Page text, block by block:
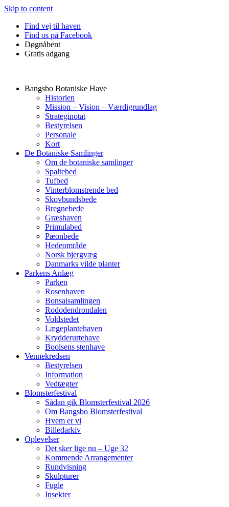
Skip to content
Find vej til haven
Find os på Facebook
Døgnåbent
Gratis adgang
Bangsbo Botaniske Have
Historien
Mission – Vision – Værdigrundlag
Strateginotat
Bestyrelsen
Personale
Kort
De Botaniske Samlinger
Om de botaniske samlinger
Spaltebed
Tufbed
Vinterblomstrende bed
Skovbundsbede
Bregnebede
Græshaven
Primulabed
Pæonbede
Hedeområde
Norsk bjergvæg
Danmarks vilde planter
Parkens Anlæg
Parken
Rosenhaven
Bonsaisamlingen
Rododendrondalen
Voldstedet
Lægeplantehaven
Krydderurtehave
Boolsens stenhave
Vennekredsen
Bestyrelsen
Information
Vedtægter
Blomsterfestival
Sådan gik Blomsterfestival 2026
Om Bangsbo Blomsterfestival
Hvem er vi
Billedarkiv
Oplevelser
Det sker lige nu – Uge 32
Kommende Arrangementer
Rundvisning
Skulpturer
Fugle
Insekter